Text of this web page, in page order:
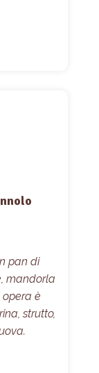
pan di
mandorla
è
strutto,